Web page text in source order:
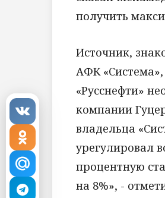
получить
Источник,
АФК
«Русснефти»
компании
владельца
урегулировал
процентную
на 8%», -